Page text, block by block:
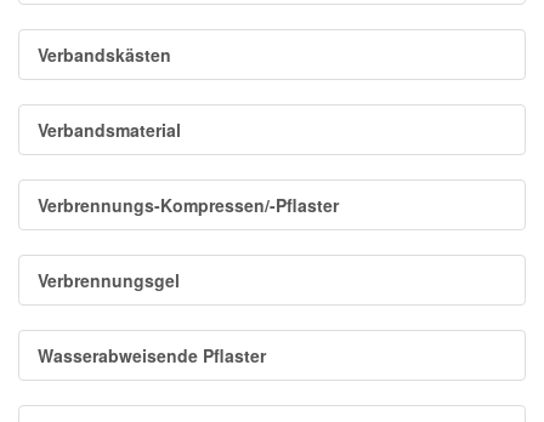
Verbandskästen
Verbandsmaterial
Verbrennungs-Kompressen/-Pflaster
Verbrennungsgel
Wasserabweisende Pflaster